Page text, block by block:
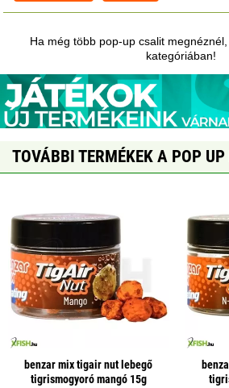
Ha még több pop-up csalit
kategóriában!
TOVÁBBI TERMÉKEK A POP
benzar mix tigair nut lebegő
tigrismogyoró mangó 15g